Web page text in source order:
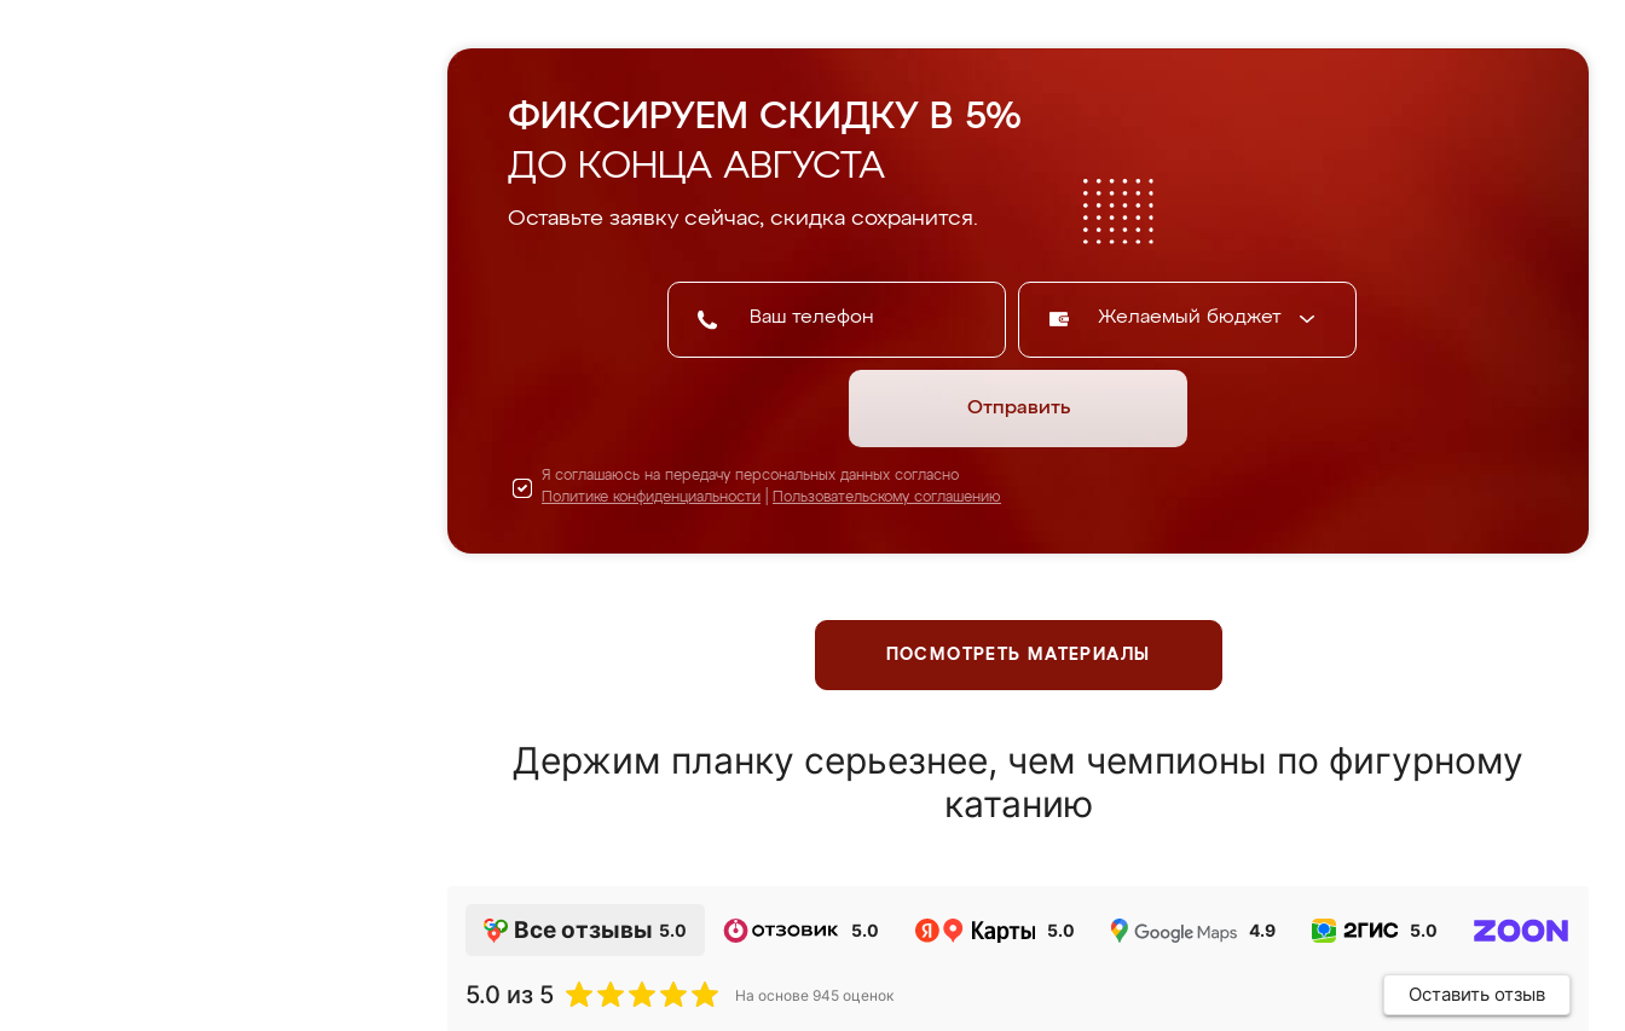
ФИКСИРУЕМ СКИДКУ В 5%
ДО КОНЦА АВГУСТА
Оставьте заявку сейчас, скидка сохранится.
Желаемый бюджет
Отправить
Я соглашаюсь на передачу персональных данных согласно
Политике конфиденциальности
Пользовательскому соглашению
ПОСМОТРЕТЬ МАТЕРИАЛЫ
Держим планку серьезнее, чем чемпионы по фигурному
катанию
Все отзывы 5.0 5.0 5.0 4.9 5.0
5.0 из 5 На основе 945 оценок Оставить отзыв